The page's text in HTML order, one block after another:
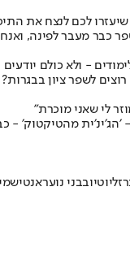
לפינה, ואנחנו בטוחים
מרגישים שמעמיסים עליכם
לי שאני מוכרת"
מהטיקטוק׳ -
יוטיובבני נוער